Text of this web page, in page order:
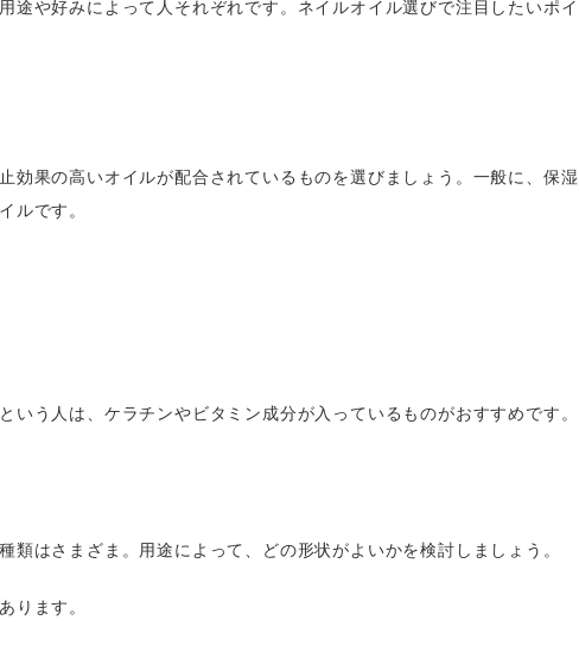
途や好みによって人それぞれです。ネイルオイル選びで注目したいポイ
効果の高いオイルが配合されているものを選びましょう。一般に、保湿
ルです。
いう人は、ケラチンやビタミン成分が入っているものがおすすめです。
類はさまざま。用途によって、どの形状がよいかを検討しましょう。
ります。